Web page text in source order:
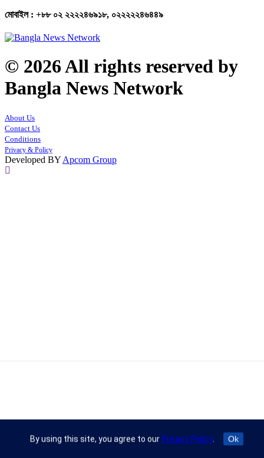
মোবাইল : +৮৮ ০২ ২২২২৪৬৯১৮, ০২২২২২৪৬৪৪৯
© 2026 All rights reserved by
Bangla News Network
About Us
Contact Us
Conditions
Privacy & Policy
Developed BY Apcom Group
By using this site, you agree to our Privacy Policy. Ok